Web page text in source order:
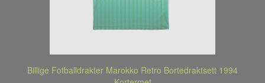
Billige Fotballdrakter Marokko Retro Bortedraktsett 1994